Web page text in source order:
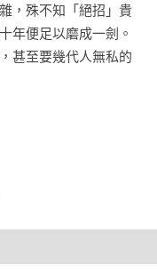
，殊不知「絕招」貴
年便足以磨成一劍。
甚至要幾代人無私的
起的大膽創新。無數
、掙脫教會束縛，正
翡冷翠文化參訪之行
的思辯，而得出現代